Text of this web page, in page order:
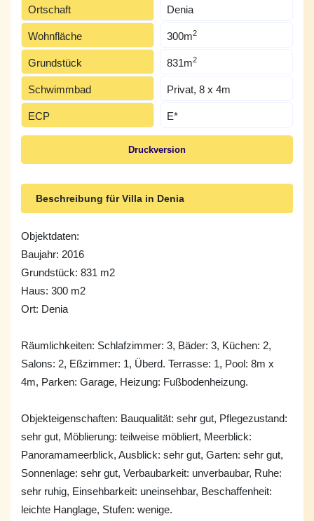
Ortschaft Denia
Wohnfläche 300m2
Grundstück 831m2
Schwimmbad Privat, 8 x 4m
ECP E*
Druckversion
Beschreibung für Villa in Denia
Objektdaten:
Baujahr: 2016
Grundstück: 831 m2
Haus: 300 m2
Ort: Denia
Räumlichkeiten: Schlafzimmer: 3, Bäder: 3, Küchen: 2,
Salons: 2, Eßzimmer: 1, Überd. Terrasse: 1, Pool: 8m x
4m, Parken: Garage, Heizung: Fußbodenheizung.
Objekteigenschaften: Bauqualität: sehr gut, Pflegezustand:
sehr gut, Möblierung: teilweise möbliert, Meerblick:
Panoramameerblick, Ausblick: sehr gut, Garten: sehr gut,
Sonnenlage: sehr gut, Verbaubarkeit: unverbaubar, Ruhe:
sehr ruhig, Einsehbarkeit: uneinsehbar, Beschaffenheit:
leichte Hanglage, Stufen: wenige.